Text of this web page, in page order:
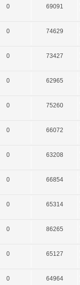
0 69091
0 74629
0 73427
0 62965
0 75260
0 66072
0 63208
0 66854
0 65314
0 86265
0 65127
0 64964